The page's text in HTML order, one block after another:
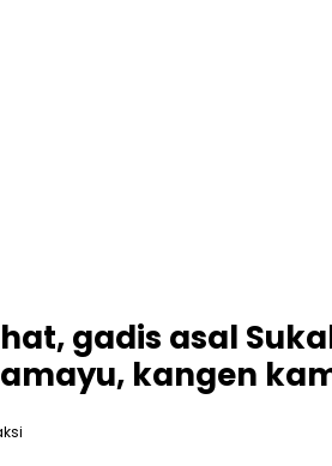
gadis asal
kangen